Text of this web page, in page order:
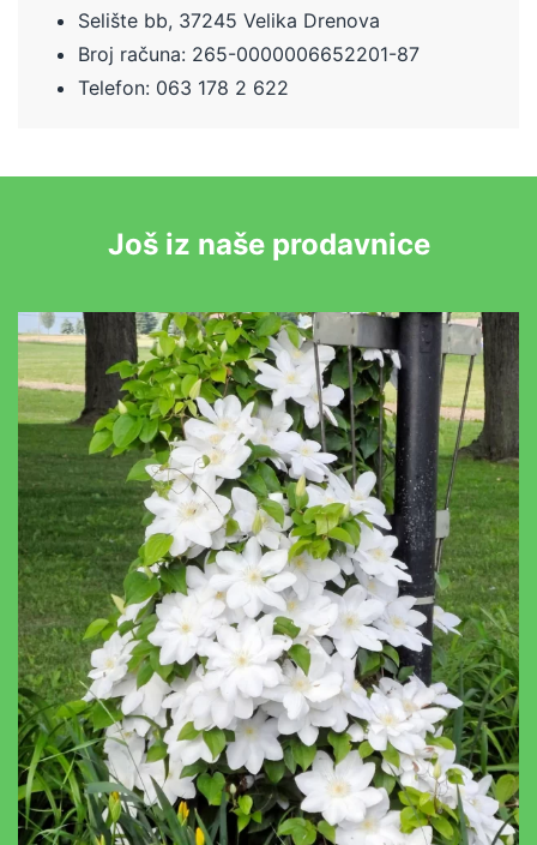
Selište bb, 37245 Velika Drenova
Broj računa: 265-0000006652201-87
Telefon: 063 178 2 622
Još iz naše prodavnice